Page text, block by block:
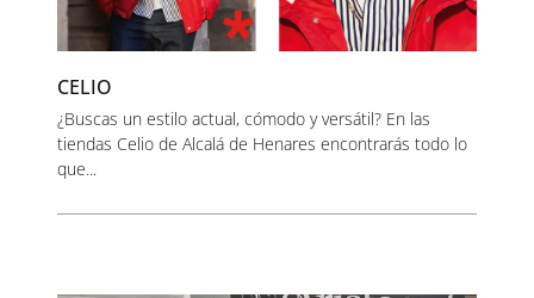
CELIO
¿Buscas un estilo actual, cómodo y versátil? En las
tiendas Celio de Alcalá de Henares encontrarás todo lo
que...